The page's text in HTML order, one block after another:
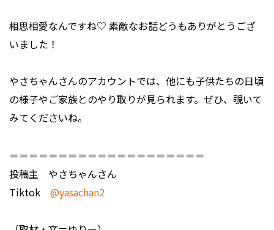
――相思相愛なんですね♡ 素敵なお話どうもありがとうござ
いました！
やさちゃんさんのアカウントでは、他にも子供たちの日頃
の様子やご家族とのやり取りが見られます。ぜひ、覗いて
みてくださいね。
＝＝＝＝＝＝＝＝＝＝＝＝＝＝＝＝＝＝＝＝
投稿主 やさちゃんさん
Tiktok @yasachan2